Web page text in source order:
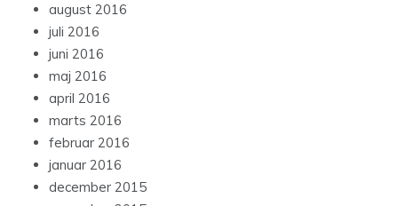
august 2016
juli 2016
juni 2016
maj 2016
april 2016
marts 2016
februar 2016
januar 2016
december 2015